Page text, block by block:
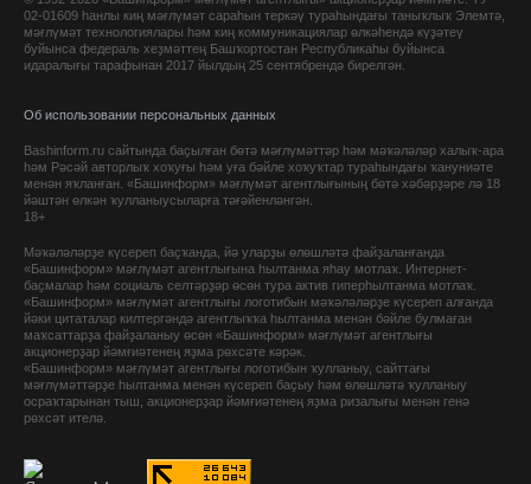
02-01609 һанлы киң мәғлүмәт сараһын теркәү тураһындағы таныҡлыҡ Элемтә,
мәғлүмәт технологиялары һәм киң коммуникациялар өлкәһендә күҙәтеү
буйынса федераль хеҙмәттең Башҡортостан Республикаһы буйынса
идаралығы тарафынан 2017 йылдың 25 сентябрендә бирелгән.
Об использовании персональных данных
Bashinform.ru сайтында баҫылған бөтә мәғлүмәттәр һәм мәҡәләләр халыҡ-ара
һәм Рәсәй авторлыҡ хоҡуғы һәм уға бәйле хоҡуҡтар тураһындағы ҡануниәте
менән яҡланған. «Башинформ» мәғлүмәт агентлығының бөтә хәбәрҙәре лә 18
йәштән өлкән ҡулланыусыларға тәғәйенләнгән.
18+
Мәҡәләләрҙе күсереп баҫҡанда, йә уларҙы өлөшләтә файҙаланғанда
«Башинформ» мәғлүмәт агентлығына һылтанма яһау мотлаҡ. Интернет-
баҫмалар һәм социаль селтәрҙәр өсөн тура актив гиперһылтанма мотлаҡ.
«Башинформ» мәғлүмәт агентлығы логотибын мәҡәләләрҙе күсереп алғанда
йәки цитаталар килтергәндә агентлыҡҡа һылтанма менән бәйле булмаған
маҡсаттарҙа файҙаланыу өсөн «Башинформ» мәғлүмәт агентлығы
акционерҙар йәмғиәтенең яҙма рөхсәте кәрәк.
«Башинформ» мәғлүмәт агентлығы логотибын ҡулланыу, сайттағы
мәғлүмәттәрҙе һылтанма менән күсереп баҫыу һәм өлөшләтә ҡулланыу
осраҡтарынан тыш, акционерҙар йәмғиәтенең яҙма ризалығы менән генә
рөхсәт ителә.